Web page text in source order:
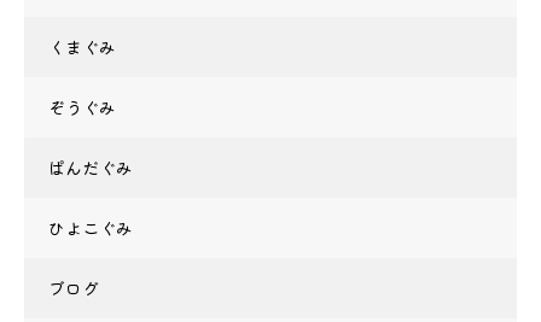
くまぐみ
ぞうぐみ
ぱんだぐみ
ひよこぐみ
ブログ